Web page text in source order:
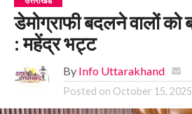
डेमोग्राफी बदलने वालों को
: महेंद्र भट्ट
By Info Uttarakhand
Posted on October 15, 2025